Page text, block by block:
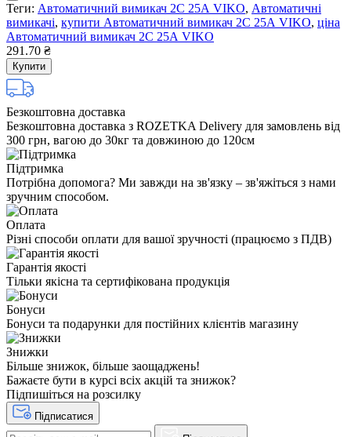
Теги: Автоматичний вимикач 2C 25А VIKO, Автоматичні
вимикачі, купити Автоматичний вимикач 2C 25А VIKO, ціна
Автоматичний вимикач 2C 25А VIKO
291.70 ₴
Купити
Безкоштовна доставка
Безкоштовна доставка з ROZETKA Delivery для замовлень від
300 грн, вагою до 30кг та довжиною до 120см
Підтримка
Потрібна допомога? Ми завжди на зв'язку – зв'яжіться з нами
зручним способом.
Оплата
Різні способи оплати для вашої зручності (працюємо з ПДВ)
Гарантія якості
Тільки якісна та сертифікована продукція
Бонуси
Бонуси та подарунки для постійних клієнтів магазину
Знижки
Більше знижок, більше заощаджень!
Бажаєте бути в курсі всіх акцій та знижок?
Підпишіться на розсилку
Підписатися